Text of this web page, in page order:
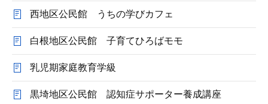
西地区公民館 うちの学びカフェ
白根地区公民館 子育てひろばモモ
乳児期家庭教育学級
黒埼地区公民館 認知症サポーター養成講座